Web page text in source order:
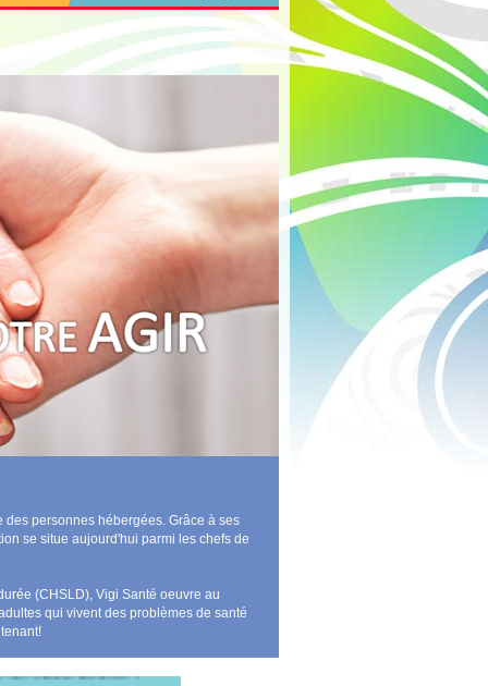
personnes hébergées. Grâce à ses
se situe aujourd'hui parmi les chefs de
(CHSLD), Vigi Santé oeuvre au
qui vivent des problèmes de santé